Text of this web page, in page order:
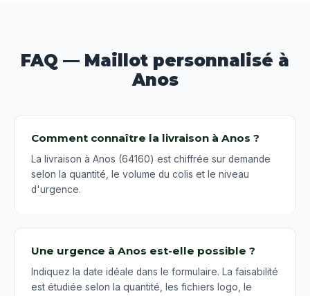
FAQ — Maillot personnalisé à
Anos
Comment connaître la livraison à Anos ?
La livraison à Anos (64160) est chiffrée sur demande
selon la quantité, le volume du colis et le niveau
d'urgence.
Une urgence à Anos est-elle possible ?
Indiquez la date idéale dans le formulaire. La faisabilité
est étudiée selon la quantité, les fichiers logo, le